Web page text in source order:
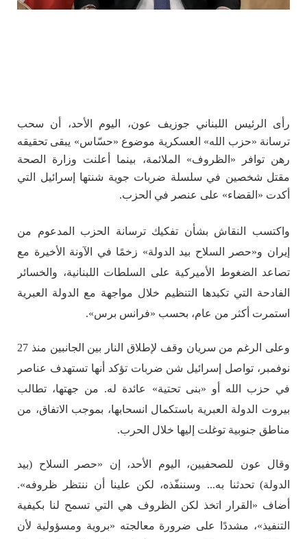
رأى الرئيس اللبناني جوزيف عون، اليوم الأحد، أن سحب
ترسانة «حزب الله» العسكرية موضوع «حسّاس» يبقى تحقيقه
رهن توافر «الظروف» الملائمة، بينما أعلنت وزارة الصحة
مقتل شخصين في سلسلة ضربات جوية شنتها إسرائيل التي
أكدت «القضاء» على عنصر في الحزب.
واكتسب النقاش بشأن تفكيك ترسانة الحزب المدعوم من
إيران و«حصر السلاح بيد الدولة» زخمًا في الآونة الأخيرة مع
تصاعد الضغوط الأميركية على السلطات اللبنانية، والخسائر
الفادحة التي تكبدها التنظيم خلال مواجهة مع الدولة العبرية
استمرت أكثر من عام، بحسب «فرانس برس».
وعلى الرغم من سريان وقف لإطلاق النار بين الجانبين منذ 27
نوفمبر، تواصل إسرائيل شن ضربات تؤكد أنها تستهدف عناصر
في حزب الله أو «بنى تحتية» عائدة له. من جهتها، تطالب
بيروت الدولة العبرية باستكمال انسحابها، بموجب الاتفاق، من
مناطق جنوبية توغلت إليها خلال الحرب.
وقال عون للصحفيين، اليوم الأحد، إن «حصر السلاح (بيد
الدولة) تحدثنا به... وسننفّذه، لكن علينا أن ننتظر ظروفه».
أضاف «القرار اتخذ لكن الظروف هي التي تسمح لنا بكيفية
التنفيذ»، مشددًا على ضرورة معالجته «بروية ومسؤولية لأن